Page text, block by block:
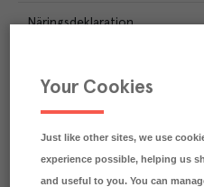
Näringsdeklaration
CO₂e/kg
Varje kilo av varan
Läs mer om hur vi
Your Cookies
Just like other sites, we use
experience possible, helping us
and useful to you. You can